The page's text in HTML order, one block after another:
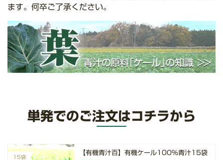
ます。何卒ご了承ください。
単発でのご注文はコチラから
15袋
【有機青汁百】有機ケール100%青汁15袋